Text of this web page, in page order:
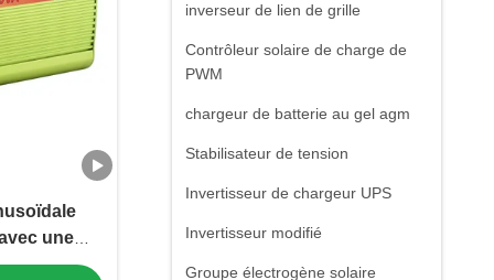
inverseur de lien de grille
Contrôleur solaire de charge de
PWM
chargeur de batterie au gel agm
Stabilisateur de tension
Invertisseur de chargeur UPS
Invertisseur modifié
Groupe électrogène solaire
une
élevée et